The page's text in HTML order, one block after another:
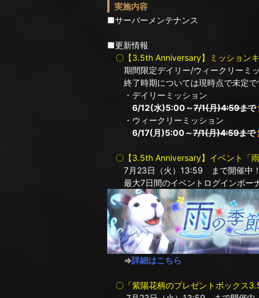
実施内容
■サーバーメンテナンス
■更新情報
〇【3.5th Anniversary】ミッションキ
期間限定デイリー/ウィークリーミッ
終了時期については現時点で未定で
・デイリーミッション
6/12(水)5:00～7/1(月)4:59まで
・ウィークリーミッション
6/17(月)5:00～7/1(月)4:59まで
〇【3.5th Anniversary】イベント「
7月23日（火）13:59 まで開催中！
最大7日間のイベントログインボーナ
⇒詳細はこちら
〇「紫陽花柄のプレゼントボックス